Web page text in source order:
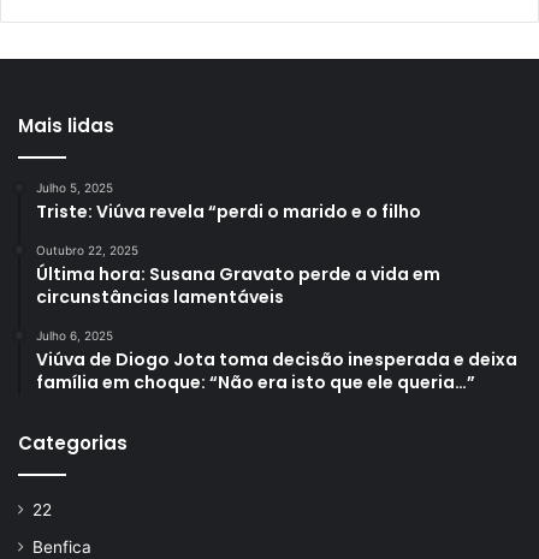
Mais lidas
Julho 5, 2025
Triste: Viúva revela “perdi o marido e o filho
Outubro 22, 2025
Última hora: Susana Gravato perde a vida em
circunstâncias lamentáveis
Julho 6, 2025
Viúva de Diogo Jota toma decisão inesperada e deixa
família em choque: “Não era isto que ele queria…”
Categorias
22
Benfica